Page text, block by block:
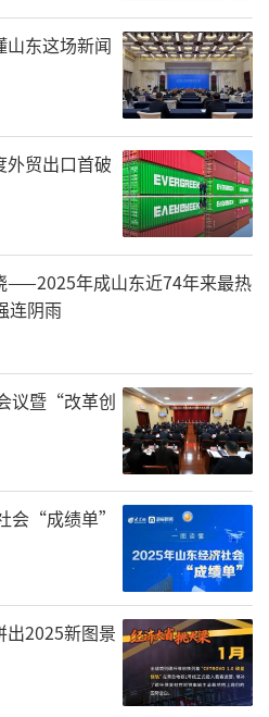
统，以洁净冰块满足用
箱还拥有600L至700L超
技，全面升级囤鲜收纳与
上市，巩固用户首选地
，Horizon冰箱的上市是
化战略的最新成果，也
地位。
欧洲市场，Horizon冰箱
东这场新闻
外贸出口首破
——2025年成山东近74年来最热
连阴雨
议暨“改革创
会“成绩单”
2025新图景